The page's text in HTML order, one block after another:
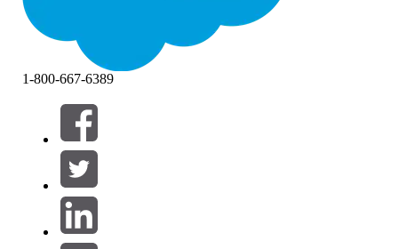
篩選器 (0)
選取篩選
產品區域
1-800-667-6389